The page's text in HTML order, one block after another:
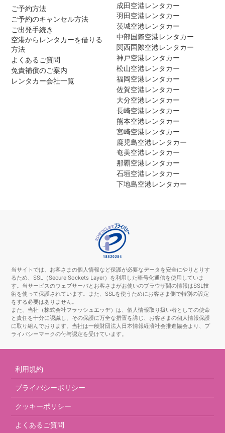
ご予約方法
ご予約のキャンセル方法
ご出発手続き
空港からレンタカーを借りる
方法
よくあるご質問
免責補償のご案内
レンタカー会社一覧
成田空港レンタカー
羽田空港レンタカー
茨城空港レンタカー
中部国際空港レンタカー
関西国際空港レンタカー
神戸空港レンタカー
松山空港レンタカー
福岡空港レンタカー
佐賀空港レンタカー
大分空港レンタカー
長崎空港レンタカー
熊本空港レンタカー
宮崎空港レンタカー
鹿児島空港レンタカー
奄美空港レンタカー
那覇空港レンタカー
石垣空港レンタカー
下地島空港レンタカー
当サイトでは、お客さまの個人情報など保護が必要なデータを安全にやりとりす
るため、SSL（Secure Sockets Layer）を利用した暗号化通信を使用していま
す。当サービスのウェブサーバとお客さまがお使いのブラウザ間の情報はSSL技
術を使って保護されています。また、SSLを使うためにお客さま側で特別の設定
をする必要はありません。
また、当社（株式会社フラッシュエッヂ）は、個人情報取り扱い者としての使命
と責任を十分に認識し、その保護に万全な措置を講じ、お客さまの個人情報保護
に取り組んでおります。当社は一般財団法人日本情報経済社会推進協会より、プ
ライバシーマークの付与認定を受けています。
利用規約
プライバシーポリシー
クッキーポリシー
よくあるご質問